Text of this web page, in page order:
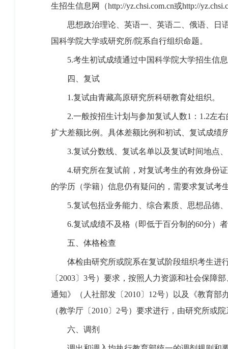
生招生信息网（http://yz.chsi.com.cn或http://
思想政治理论、英语一、英语二、俄语、日语
国科学院大学或研究所/院系自行组织命题。
5.考生初试成绩通过中国科学院大学招生信
四、复试
1.复试由青藏高原研究所科研教育处组织。
2.一般按招生计划与参加复试人数1：1.2左右
扩大差额比例。具体差额比例和初试、复试成
3.复试分数线、复试名单以及复试时间地点、
4.研究所在复试前，对复试考生的有效身份证
的学历（学籍）信息仍有疑问的，需要求复试
5.复试包括业务能力、综合素质、思想品德
6.复试成绩不及格（即低于百分制的60分）
五、体格检查
体检由研究所或院系在复试阶段组织考生进行
〔2003〕3号）要求，按照人力资源和社会保障
通知》（人社部发〔2010〕12号）以及《教育
（教学厅〔2010〕2号）要求进行，由研究所
六、调剂